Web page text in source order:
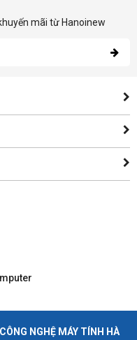
mãi từ Hanoinew
NGHỆ MÁY TÍNH HÀ